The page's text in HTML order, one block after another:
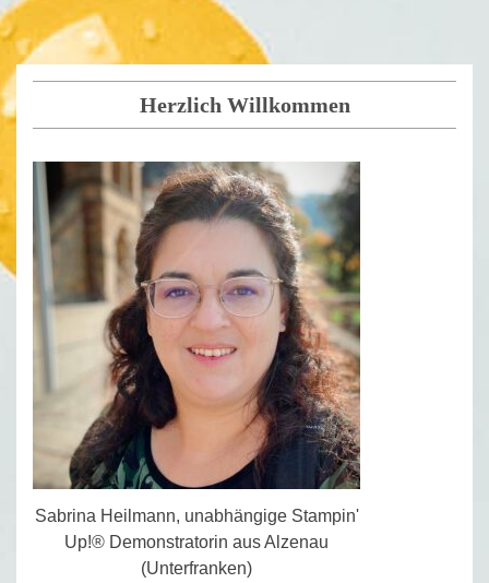
Herzlich Willkommen
Sabrina Heilmann, unabhängige Stampin'
Up!® Demonstratorin aus Alzenau
(Unterfranken)